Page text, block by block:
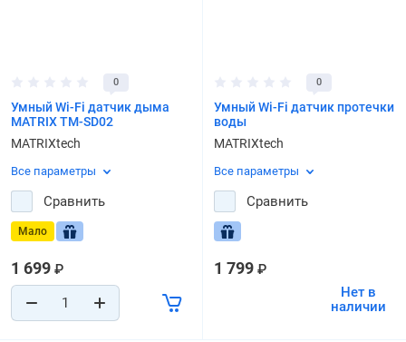
0
Умный Wi-Fi датчик дыма
MATRIX TM-SD02
MATRIXtech
Все параметры
Сравнить
Мало
1 699 ₽
0
Умный Wi-Fi датчик протечки
воды
MATRIXtech
Все параметры
Сравнить
1 799 ₽
Нет в
наличии